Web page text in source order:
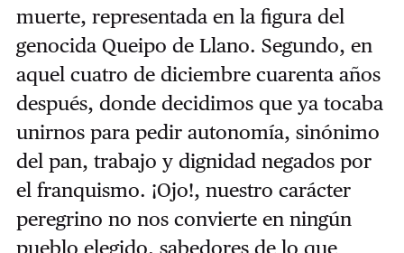
muerte, representada en la figura del
genocida Queipo de Llano. Segundo, en
aquel cuatro de diciembre cuarenta años
después, donde decidimos que ya tocaba
unirnos para pedir autonomía, sinónimo
del pan, trabajo y dignidad negados por
el franquismo. ¡Ojo!, nuestro carácter
peregrino no nos convierte en ningún
pueblo elegido, sabedores de lo que